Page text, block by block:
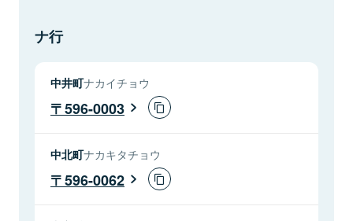
ナ行
中井町ナカイチョウ
596-0003
中北町ナカキタチョウ
596-0062